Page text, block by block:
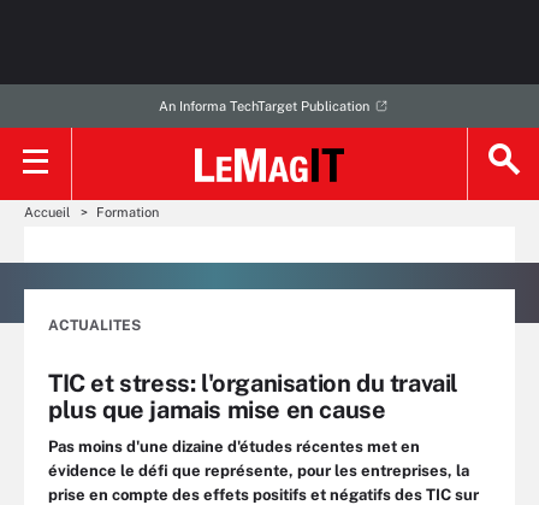
An Informa TechTarget Publication
Accueil Formation
ACTUALITES
TIC et stress: l'organisation du travail
plus que jamais mise en cause
Pas moins d'une dizaine d'études récentes met en
évidence le défi que représente, pour les entreprises, la
prise en compte des effets positifs et négatifs des TIC sur